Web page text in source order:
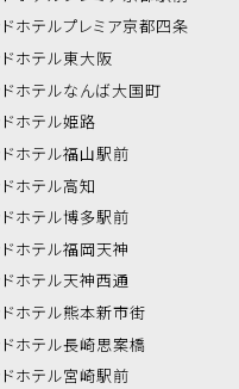
ホテルプレミア京都四条
ホテル東大阪
ホテルなんば大国町
ホテル姫路
ホテル福山駅前
ホテル高知
ホテル博多駅前
ホテル福岡天神
ホテル天神西通
ホテル熊本新市街
ホテル長崎思案橋
ホテル宮崎駅前